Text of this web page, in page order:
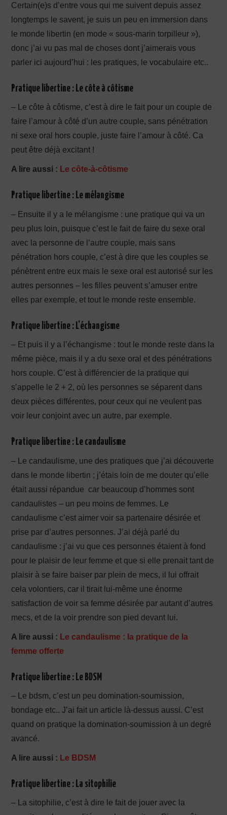
Certain(e)s d’entre vous qui me suivent depuis assez
longtemps le savent, je suis un peu en immersion dans
le monde libertin (en mode « sous-marin torpilleur »),
donc j’ai vu pas mal de choses dont j’aimerais vous
parler ici aujourd’hui : les pratiques, le vocabulaire etc..
Pratique libertine : Le côte à côtisme
– Le côte à côtisme, c’est à dire le fait pour un couple de
faire l’amour à côté d’un autre couple, sans pénétration
ni sexe oral hors couple, juste faire l’amour à côté. Ca
peut être déjà excitant !
A lire aussi : Le côte-à-côtisme
Pratique libertine : Le mélangisme
– Ensuite il y a le mélangisme : une pratique qui va un
peu plus loin, puisque c’est le fait de faire du sexe oral
avec la personne de l’autre couple, mais sans
pénétration hors couple, c’est à dire que les couples se
pénètrent entre eux mais le sexe oral est autorisé sur les
autres personnes – les filles peuvent s’amuser entre
elles par exemple, et tout le monde reste ensemble.
Pratique libertine : L’échangisme
– Et puis il y a l’échangisme : tout le monde reste dans la
même pièce, mais il y a du sexe oral et des pénétrations
hors couple. C’est à différencier de la pratique qui
s’appelle le 2 + 2, où les personnes se séparent dans
deux pièces différentes, pour ceux qui ne veulent pas
voir leur conjoint avec un autre, par exemple.
Pratique libertine : Le candaulisme
– Le candaulisme, une des pratiques que j’ai découverte
dans le monde libertin ; j’étais loin de me douter qu’elle
était aussi répandue car beaucoup d’hommes sont
candaulistes – un peu moins de femmes. Le
candaulisme c’est aimer voir sa partenaire désirée et
prise par d’autres personnes. J’ai déjà parlé du
candaulisme : j’ai vu que ces personnes étaient à fond
pour le plaisir de leur femme et que si elle prenait tant de
plaisir à se faire baiser par plein de mecs, il lui offrait
cela volontiers, car il tirait lui-même une énorme
satisfaction de voir sa femme désirée par autant d’autres
mecs, et de la voir prendre son pied devant lui.
A lire aussi : Le candaulisme : la pratique de la
femme offerte
Pratique libertine : Le BDSM
– Le bdsm, c’est un peu domination-soumission,
bondage etc.. J’ai fait un article là-dessus aussi. C’est
quand on pratique la domination-soumission à un degré
avancé.
A lire aussi : Le BDSM
Pratique libertine : La sitophilie
– La sitophilie, c’est à dire le fait de jouer avec la